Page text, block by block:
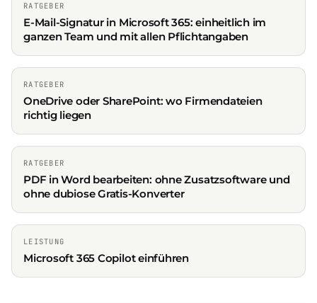
RATGEBER
E-Mail-Signatur in Microsoft 365: einheitlich im
ganzen Team und mit allen Pflichtangaben
RATGEBER
OneDrive oder SharePoint: wo Firmendateien
richtig liegen
RATGEBER
PDF in Word bearbeiten: ohne Zusatzsoftware und
ohne dubiose Gratis-Konverter
LEISTUNG
Microsoft 365 Copilot einführen